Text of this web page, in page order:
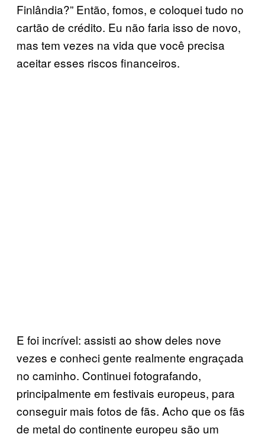
Finlândia?” Então, fomos, e coloquei tudo no
cartão de crédito. Eu não faria isso de novo,
mas tem vezes na vida que você precisa
aceitar esses riscos financeiros.
E foi incrível: assisti ao show deles nove
vezes e conheci gente realmente engraçada
no caminho. Continuei fotografando,
principalmente em festivais europeus, para
conseguir mais fotos de fãs. Acho que os fãs
de metal do continente europeu são um